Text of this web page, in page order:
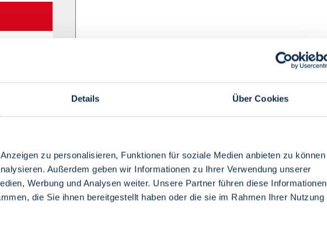
Details Über Cookies
zu personalisieren, Funktionen für soziale Medien anbieten zu können
Außerdem geben wir Informationen zu Ihrer Verwendung unserer
Werbung und Analysen weiter. Unsere Partner führen diese Informationen
die Sie ihnen bereitgestellt haben oder die sie im Rahmen Ihrer Nutzung
Menü